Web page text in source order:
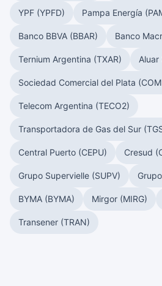
YPF (YPFD) Pampa Energía
Banco BBVA (BBAR) Banco
Ternium Argentina (TXAR) Aluar
Sociedad Comercial del Plata
Telecom Argentina (TECO2)
Transportadora de Gas del Sur
Central Puerto (CEPU) Cresud
Grupo Supervielle (SUPV)
BYMA (BYMA) Mirgor (MIRG)
Transener (TRAN)